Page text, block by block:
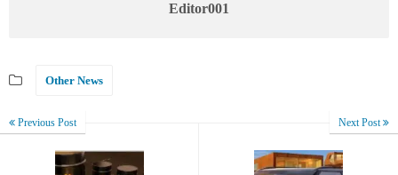
Editor001
Other News
Previous Post Next Post